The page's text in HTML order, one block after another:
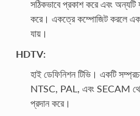
সঠিকভাবে প্রকাশ করে এবং
করে। একত্রে কম্পোজিট করলে
যায়।
HDTV:
হাই ডেফিনিশন টিভি। একটি
NTSC, PAL, এবং SECAM
প্রদান করে।